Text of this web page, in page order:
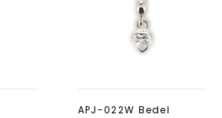
APJ-022W Bedel